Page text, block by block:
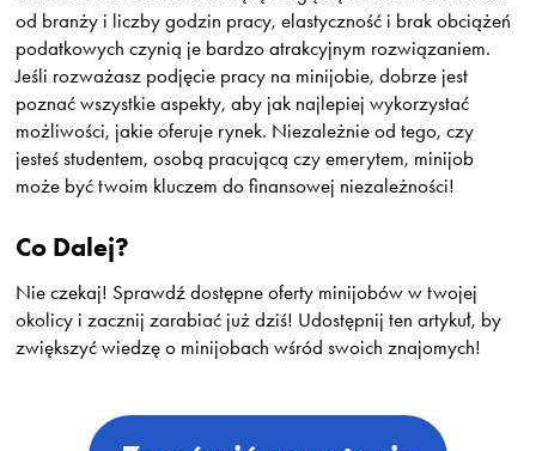
od branży i liczby godzin pracy, elastyczność i brak obciążeń
podatkowych czynią je bardzo atrakcyjnym rozwiązaniem.
Jeśli rozważasz podjęcie pracy na minijobie, dobrze jest
poznać wszystkie aspekty, aby jak najlepiej wykorzystać
możliwości, jakie oferuje rynek. Niezależnie od tego, czy
jesteś studentem, osobą pracującą czy emerytem, minijob
może być twoim kluczem do finansowej niezależności!
Co Dalej?
Nie czekaj! Sprawdź dostępne oferty minijobów w twojej
okolicy i zacznij zarabiać już dziś! Udostępnij ten artykuł, by
zwiększyć wiedzę o minijobach wśród swoich znajomych!